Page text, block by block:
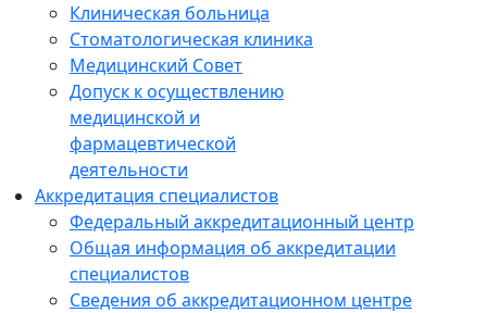
Клиническая больница
Стоматологическая клиника
Медицинский Совет
Допуск к осуществлению
медицинской и
фармацевтической
деятельности
Аккредитация специалистов
Федеральный аккредитационный центр
Общая информация об аккредитации
специалистов
Сведения об аккредитационном центре